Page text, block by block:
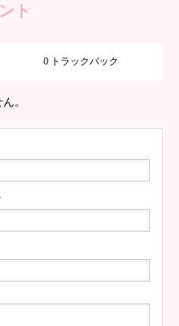
ト
0 トラックバック
。